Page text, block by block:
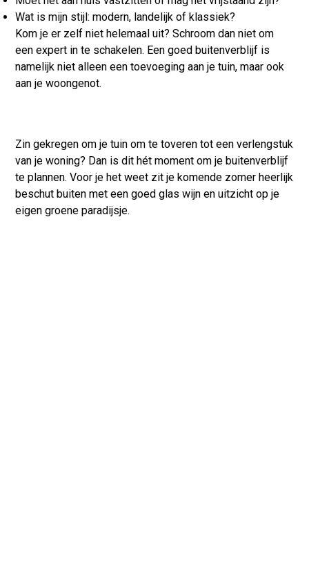
Wat is mijn stijl: modern, landelijk of klassiek?
Kom je er zelf niet helemaal uit? Schroom dan niet om
een expert in te schakelen. Een goed buitenverblijf is
namelijk niet alleen een toevoeging aan je tuin, maar ook
aan je woongenot.
Zin gekregen om je tuin om te toveren tot een verlengstuk
van je woning? Dan is dit hét moment om je buitenverblijf
te plannen. Voor je het weet zit je komende zomer heerlijk
beschut buiten met een goed glas wijn en uitzicht op je
eigen groene paradijsje.